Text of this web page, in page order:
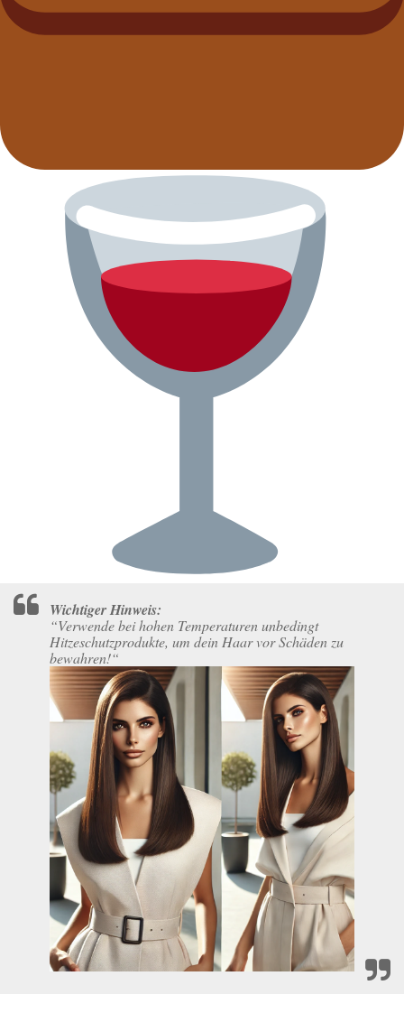
Wichtiger Hinweis:
“Verwende bei hohen Temperaturen unbedingt
Hitzeschutzprodukte, um dein Haar vor Schäden zu
bewahren!“